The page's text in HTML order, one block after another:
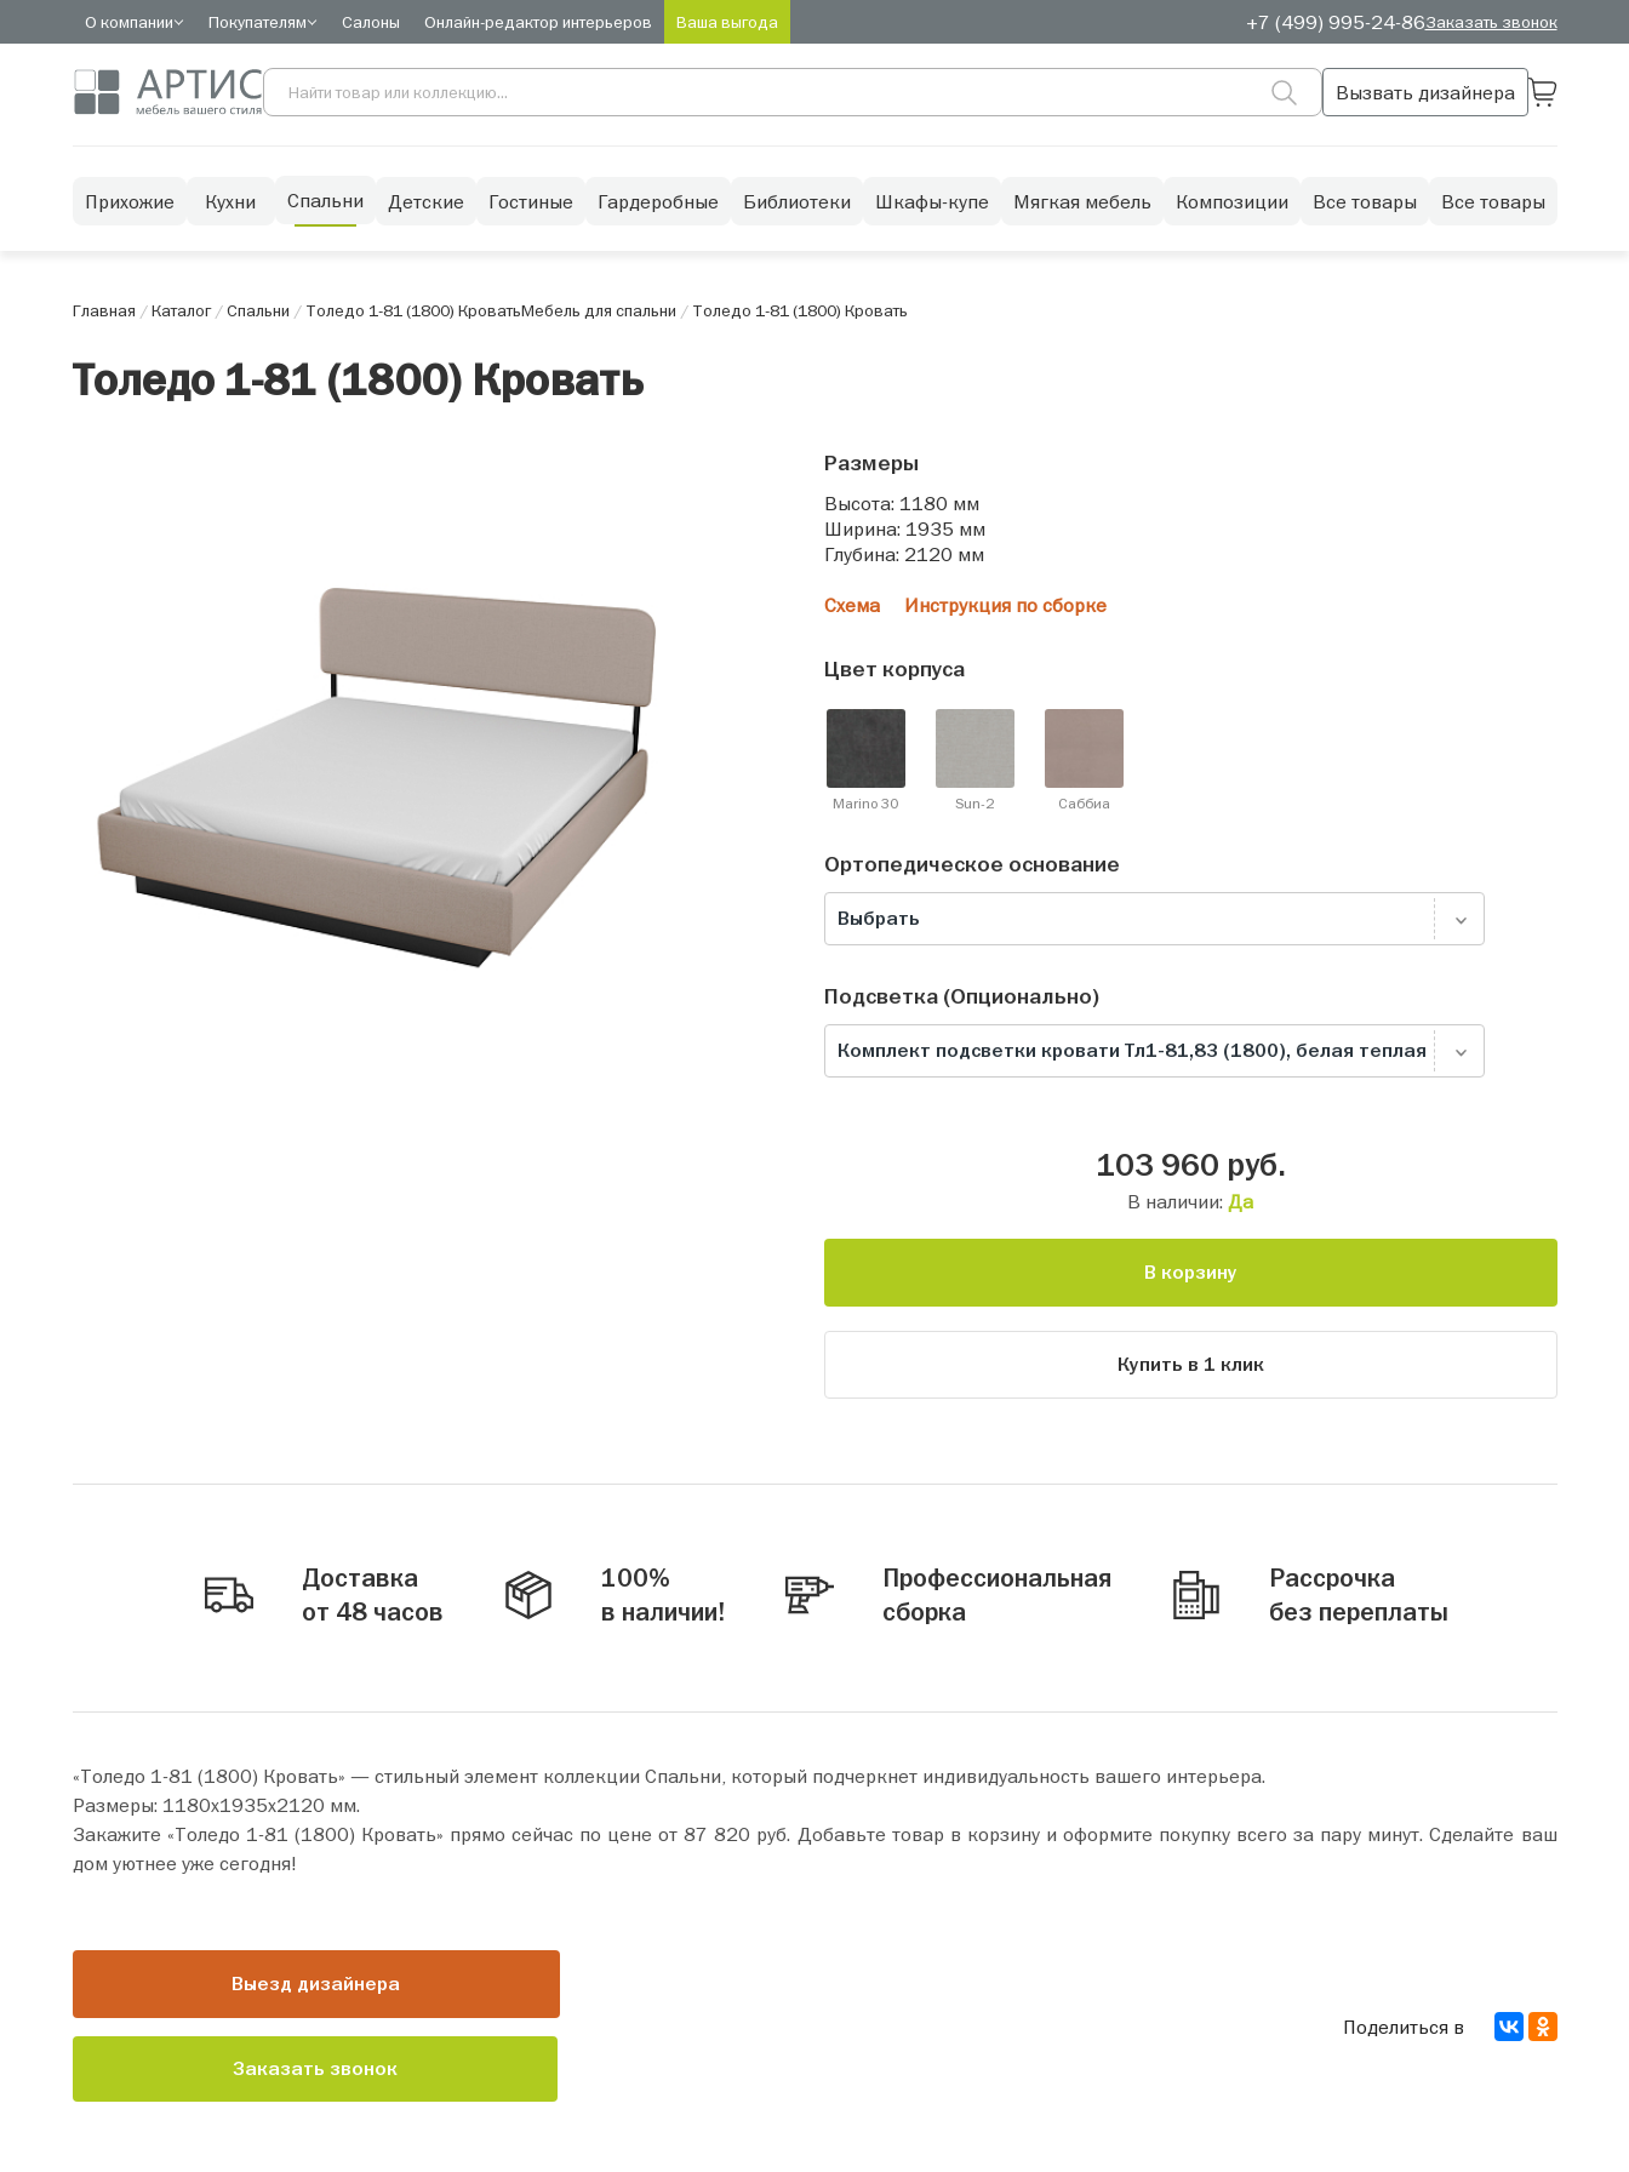
О компании Покупателям Салоны Онлайн-редактор интерьеров Ваша выгода +7 (499) 995-24-86Заказать звонок
Вызвать дизайнера
Прихожие Кухни Спальни Детские Гостиные Гардеробные Библиотеки Шкафы-купе Мягкая мебель Композиции Все товары Все товары
Главная /Каталог/Спальни / Толедо 1-81 (1800) КроватьМебель для спальни / Толедо 1-81 (1800) Кровать
Толедо 1-81 (1800) Кровать
Размеры
Высота: 1180 мм
Ширина: 1935 мм
Глубина: 2120 мм
Схема Инструкция по сборке
Цвет корпуса
Marino 30 Sun-2 Саббиа
Ортопедическое основание
Выбрать
Подсветка (Опционально)
Комплект подсветки кровати Тл1-81,83 (1800), белая теплая
103 960 руб.
В наличии: Да
В корзину
Купить в 1 клик
Доставка
от 48 часов
100%
в наличии!
Профессиональная
сборка
Рассрочка
без переплаты
«Толедо 1-81 (1800) Кровать» — стильный элемент коллекции Спальни, который подчеркнет индивидуальность вашего интерьера.
Размеры: 1180х1935х2120 мм.
Закажите «Толедо 1-81 (1800) Кровать» прямо сейчас по цене от 87 820 руб. Добавьте товар в корзину и оформите покупку всего за пару минут. Сделайте ваш
дом уютнее уже сегодня!
Выезд дизайнера
Заказать звонок
Поделиться в